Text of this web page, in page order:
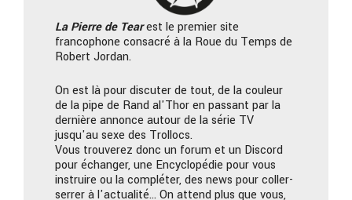
La Pierrede Tearest le premier site
francophone consacré à la Roue du Temps de
Robert Jordan.
On est là pour discuter de tout, de la couleur
de la pipe de Rand al'Thor en passant par la
dernière annonce autour de la série TV
jusqu'au sexe des Trollocs.
Vous trouverez donc un forum et un Discord
pour échanger, une Encyclopédie pour vous
instruire ou la compléter, des news pour coller-
serrer à l'actualité… On attend plus que vous,